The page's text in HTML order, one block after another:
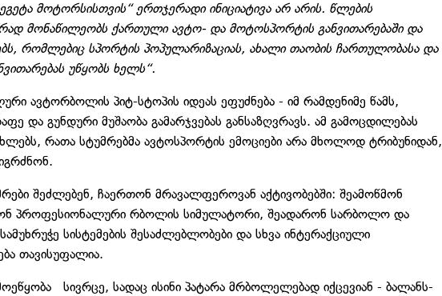
მოტორსისთვის“ ერთჯერადი ინიციატივა არ არის. წლების
მონაწილეობს ქართული ავტო- და მოტოსპორტის განვითარებაში და
რომლებიც სპორტის პოპულარიზაციას, ახალი თაობის ჩართულობასა და
უწყობს ხელს“.
ავტორბოლის პიტ-სტოპის იდეას ეფუძნება - იმ რამდენიმე წამს,
და გუნდური მუშაობა გამარჯვებას განსაზღვრავს. ამ გამოცდილებას
რათა სტუმრებმა ავტოსპორტის ემოციები არა მხოლოდ ტრიბუნიდან,
შეძლებენ, ჩაერთონ მრავალფეროვან აქტივობებში: შეამოწმონ
პროფესიონალური რბოლის სიმულატორი, შეადარონ სარბოლო და
სისტემების შესაძლებლობები და სხვა ინტერაქციული
თავისუფალია.
სივრცე, სადაც ისინი პატარა მრბოლელებად იქცევიან - ბალანს-